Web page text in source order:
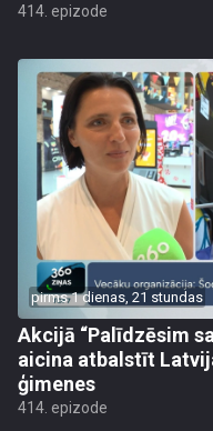
414. epizode
pirms 1 dienas, 21 stundas
Akcijā “Palīdzēsim
aicina atbalstīt
ģimenes
414. epizode